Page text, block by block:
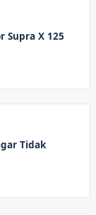
Supra X 125
Tidak